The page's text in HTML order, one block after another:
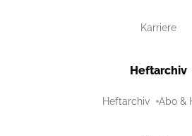
Karriere
Heftarchiv
Heftarchiv Abo &